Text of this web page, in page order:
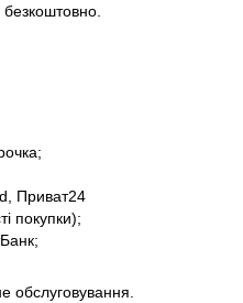
Приват24
покупки);
обслуговування.